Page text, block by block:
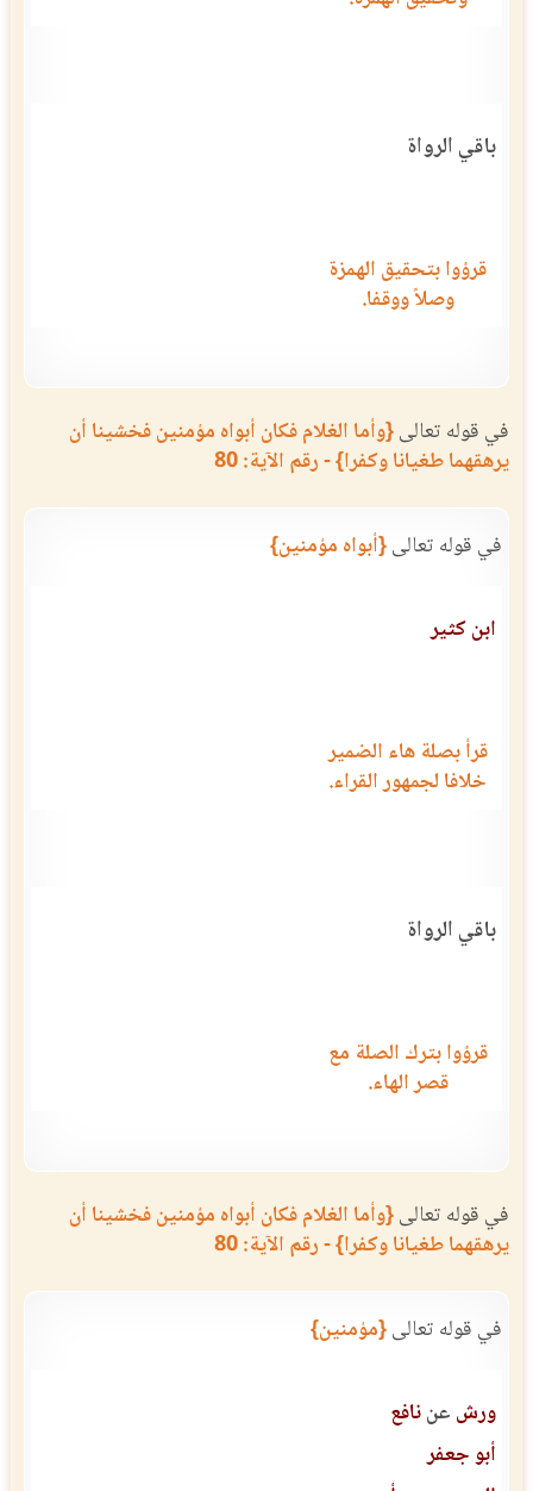
باقي الرواة
قرؤوا بتحقيق الهمزة
وصلاً ووقفا.
في قوله تعالى{وأما الغلام فكان أبواه مؤمنين فخشينا أن
يرهقهما طغيانا وكفرا} - رقم الآية: 80
في قوله تعالى{أبواه مؤمنين}
ابن كثير
قرأ بصلة هاء الضمير
خلافا لجمهور القراء.
باقي الرواة
قرؤوا بترك الصلة مع
قصر الهاء.
في قوله تعالى{وأما الغلام فكان أبواه مؤمنين فخشينا أن
يرهقهما طغيانا وكفرا} - رقم الآية: 80
في قوله تعالى{مؤمنين}
ورش عننافع
أبو جعفر